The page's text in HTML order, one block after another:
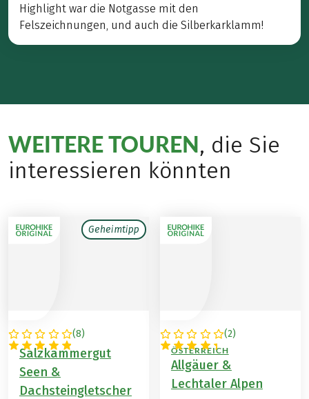
Highlight war die Notgasse mit den
Felszeichnungen, und auch die Silberkarklamm!
WEITERE TOUREN, die Sie
interessieren könnten
Geheimtipp
(8)
ÖSTERREICH
Salzkammergut
Seen &
Dachsteingletscher
(2)
DEUTSCHLAND /
ÖSTERREICH
Allgäuer &
Lechtaler Alpen